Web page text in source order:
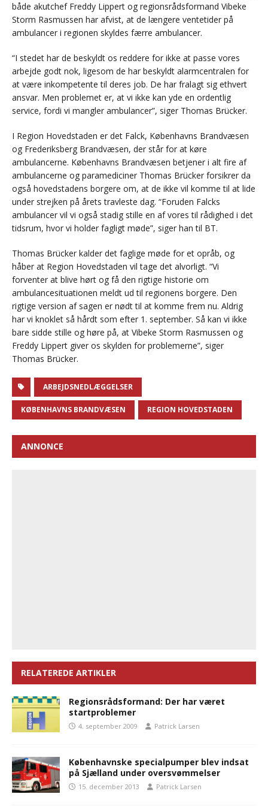
både akutchef Freddy Lippert og regionsrådsformand Vibeke
Storm Rasmussen har afvist, at de længere ventetider på
ambulancer i regionen skyldes færre ambulancer.
“I stedet har de beskyldt os reddere for ikke at passe vores
arbejde godt nok, ligesom de har beskyldt alarmcentralen for
at være inkompetente til deres job. De har fralagt sig ethvert
ansvar. Men problemet er, at vi ikke kan yde en ordentlig
service, fordi vi mangler ambulancer”, siger Thomas Brücker.
I Region Hovedstaden er det Falck, Københavns Brandvæsen
og Frederiksberg Brandvæsen, der står for at køre
ambulancerne. Københavns Brandvæsen betjener i alt fire af
ambulancerne og paramediciner Thomas Brücker forsikrer da
også hovedstadens borgere om, at de ikke vil komme til at lide
under strejken på årets travleste dag. “Foruden Falcks
ambulancer vil vi også stadig stille en af vores til rådighed i det
tidsrum, hvor vi holder fagligt møde”, siger han til BT.
Thomas Brücker kalder det faglige møde for et opråb, og
håber at Region Hovedstaden vil tage det alvorligt. “Vi
forventer at blive hørt og få den rigtige historie om
ambulancesituationen meldt ud til regionens borgere. Den
rigtige version af sagen er nødt til at komme frem nu. Aldrig
har vi knoklet så hårdt som efter 1. september. Så kan vi ikke
bare sidde stille og høre på, at Vibeke Storm Rasmussen og
Freddy Lippert giver os skylden for problemerne”, siger
Thomas Brücker.
ARBEJDSNEDLÆGGELSER
KØBENHAVNS BRANDVÆSEN REGION HOVEDSTADEN
ANNONCE
RELATEREDE ARTIKLER
Regionsrådsformand: Der har været
startproblemer
4. september 2009 Patrick Larsen
Københavnske specialpumper blev indsat
på Sjælland under oversvømmelser
15. december 2013 Patrick Larsen